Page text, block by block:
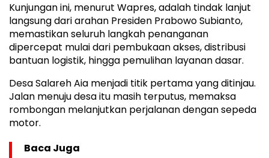
Kunjungan ini, menurut Wapres, adalah tindak lanjut
langsung dari arahan Presiden Prabowo Subianto,
memastikan seluruh langkah penanganan
dipercepat mulai dari pembukaan akses, distribusi
bantuan logistik, hingga pemulihan layanan dasar.
Desa Salareh Aia menjadi titik pertama yang ditinjau.
Jalan menuju desa itu masih terputus, memaksa
rombongan melanjutkan perjalanan dengan sepeda
motor.
Baca Juga